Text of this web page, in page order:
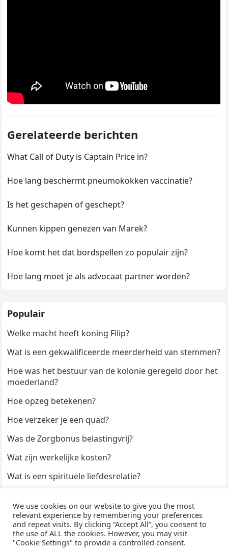
Gerelateerde berichten
What Call of Duty is Captain Price in?
Hoe lang beschermt pneumokokken vaccinatie?
Is het geschapen of geschept?
Kunnen kippen genezen van Marek?
Hoe komt het dat bordspellen zo populair zijn?
Hoe lang moet je als advocaat partner worden?
Populair
Welke macht heeft koning Filip?
Wat is een gekwalificeerde meerderheid van stemmen?
Hoe was het bestuur van de kolonie geregeld door het
moederland?
Hoe opzeg betekenen?
Hoe verzeker je een quad?
Was de Zorgbonus belastingvrij?
Wat zijn werkelijke kosten?
Wat is een spirituele liefdesrelatie?
Hoe duur zijn Keukendeurtjes?
© 2026WijzeAntwoorden- Thema doorWPEnjoy· Aangedreven door
We use cookies on our website to give you the most
relevant experience by remembering your preferences
and repeat visits. By clicking “Accept All”, you consent to
the use of ALL the cookies. However, you may visit
"Cookie Settings" to provide a controlled consent.